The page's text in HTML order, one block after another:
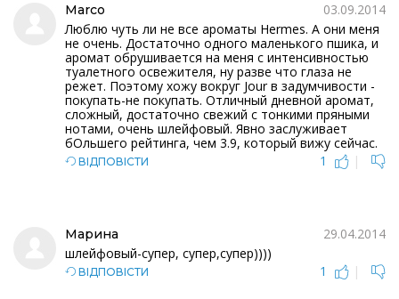
Marco
03.09.2014
Люблю чуть ли не все ароматы Hermes. А они меня
не очень. Достаточно одного маленького пшика, и
аромат обрушивается на меня с интенсивностью
туалетного освежителя, ну разве что глаза не
режет. Поэтому хожу вокруг Jour в задумчивости -
покупать-не покупать. Отличный дневной аромат,
сложный, достаточно свежий с тонкими пряными
нотами, очень шлейфовый. Явно заслуживает
бОльшего рейтинга, чем 3.9, который вижу сейчас.
ВІДПОВІСТИ 1 |
Марина
29.04.2014
шлейфовый-супер, супер,супер))))
ВІДПОВІСТИ 1 |